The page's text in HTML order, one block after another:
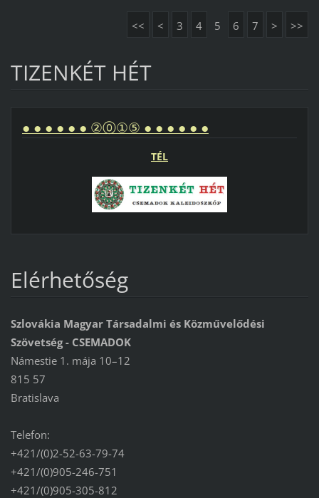
<< < 3 4 5 6 7 > >>
TIZENKÉT HÉT
● ● ● ● ● ● ②⓪①⑤ ● ● ● ● ● ●
TÉL
Elérhetőség
Szlovákia Magyar Társadalmi és Közművelődési
Szövetség - CSEMADOK
Námestie 1. mája 10–12
815 57
Bratislava
Telefon:
+421/(0)2-52-63-79-74
+421/(0)905-246-751
+421/(0)905-305-812